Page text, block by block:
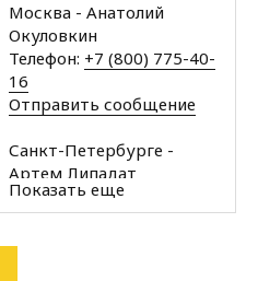
Москва - Анатолий
Окуловкин
Телефон: +7 (800) 775-40-
16
Отправить сообщение
Санкт-Петербурге -
Артем Липадат
Телефон:+7 (812) 602-35-
00
Отправить сообщение
Показать еще